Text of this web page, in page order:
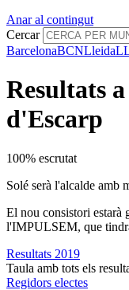
Anar al contingut
Cercar
BarcelonaBCNLleida
Resultats
d'Escarp
100% escrutat
Solé serà l'alcalde amb
El nou consistori estarà
l'IMPULSEM, que
Resultats 2019
Taula amb tots els
Regidors electes